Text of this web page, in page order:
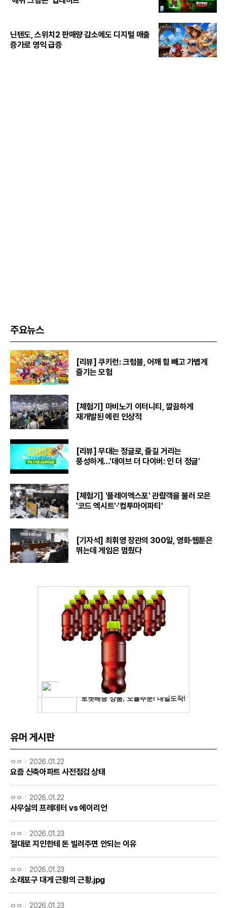
닌텐도, 스위치2 판매량 감소에도 디지털 매출
증가로 영익 급증
주요뉴스
[리뷰] 쿠키런: 크럼블, 어깨 힘 빼고 가볍게
즐기는 모험
[체험기] 마비노기 이터니티, 깔끔하게
재개발된 에린 인상적
[리뷰] 무대는 정글로, 즐길 거리는
풍성하게…'데이브 더 다이버: 인 더 정글'
[체험기] '플레이엑스포' 관람객을 불러 모은
'코드 엑시트'·'컴투마이파티'
[기자석] 최휘영 장관의 300일, 영화·웹툰은
뛰는데 게임은 멈췄다
유머 게시판
ㅇㅇ 2026.01.22
요즘 신축아파트 사전점검 상태
ㅇㅇ 2026.01.22
사무실의 프레데터 vs 에이리언
ㅇㅇ 2026.01.23
절대로 지인한테 돈 빌려주면 안되는 이유
ㅇㅇ 2026.01.23
소래포구 대게 근황의 근황.jpg
ㅇㅇ 2026.01.23